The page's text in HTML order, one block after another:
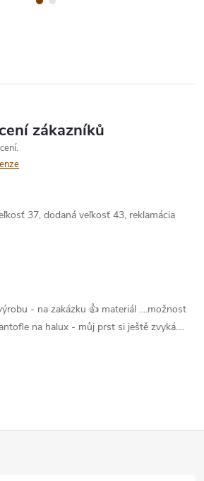
zákazníků
37, dodaná veľkosť 43, reklamácia
- na zakázku 👍 materiál ....možnost
na halux - můj prst si ještě zvyká....